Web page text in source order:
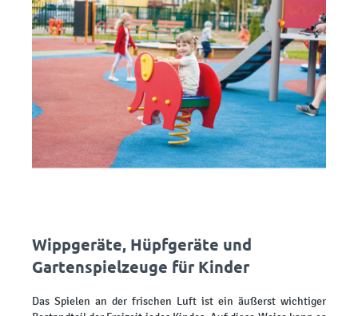
Wippgeräte, Hüpfgeräte und
Gartenspielzeuge für Kinder
Das Spielen an der frischen Luft ist ein äußerst wichtiger